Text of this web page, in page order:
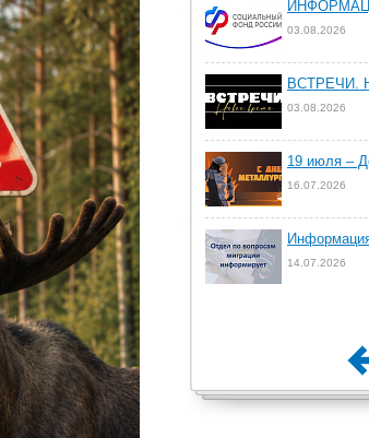
03.08.2026
ВСТРЕЧИ.
03.08.2026
19 июля –
16.07.2026
14.07.2026